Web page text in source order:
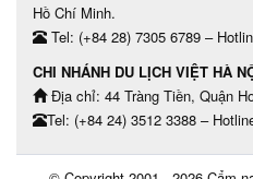
Hồ Chí Minh.
Tel: (+84 28) 7305 6789 –
CHI NHÁNH DU LỊCH VIỆT HÀ
Địa chỉ: 44 Tràng Tiền, Quận
Tel: (+84 24) 3512 3388 –